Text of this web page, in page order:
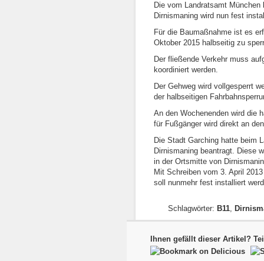
Die vom Landratsamt
Dirnismaning wird nun fest
Für die Baumaßnahme ist es
Oktober 2015 halbseitig zu
Der fließende Verkehr muss
koordiniert werden.
Der Gehweg wird vollgesperrt
der halbseitigen
An den Wochenenden wird die
für Fußgänger wird direkt an
Die Stadt Garching hatte beim
Dirnismaning beantragt. Diese
in der Ortsmitte von
Mit Schreiben vom 3. April
soll nunmehr fest installiert
Schlagwörter: B11,
Ihnen gefällt dieser Artikel?